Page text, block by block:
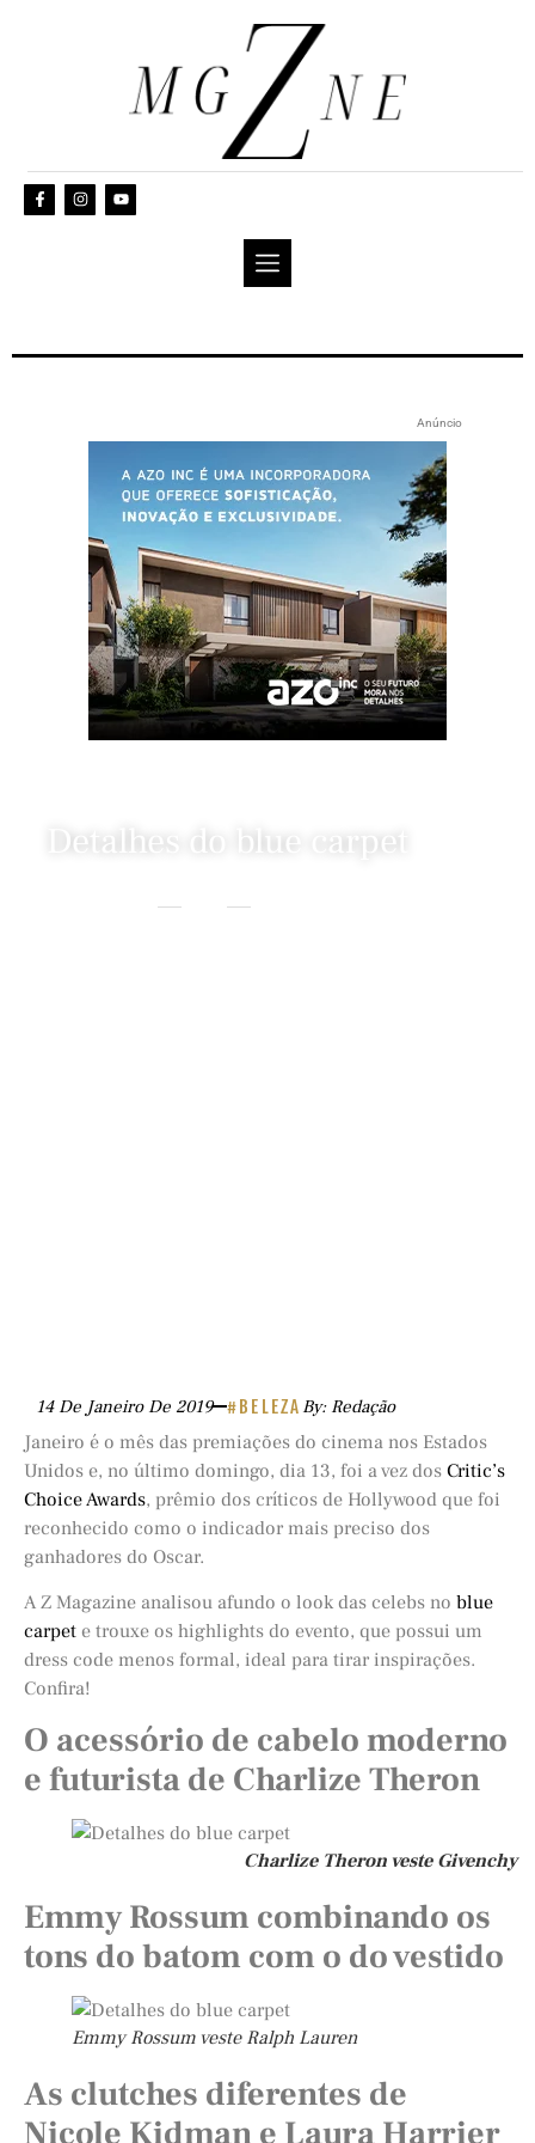
Anúncio
Detalhes do blue carpet
14 De Janeiro De 2019 #BELEZA By: Redação
Janeiro é o mês das premiações do cinema nos Estados
Unidos e, no último domingo, dia 13, foi a vez dos Critic’s
Choice Awards, prêmio dos críticos de Hollywood que foi
reconhecido como o indicador mais preciso dos
ganhadores do Oscar.
A Z Magazine analisou afundo o look das celebs no blue
carpet e trouxe os highlights do evento, que possui um
dress code menos formal, ideal para tirar inspirações.
Confira!
O acessório de cabelo moderno
e futurista de Charlize Theron
Charlize Theron veste Givenchy
Emmy Rossum combinando os
tons do batom com o do vestido
Emmy Rossum veste Ralph Lauren
As clutches diferentes de
Nicole Kidman e Laura Harrier